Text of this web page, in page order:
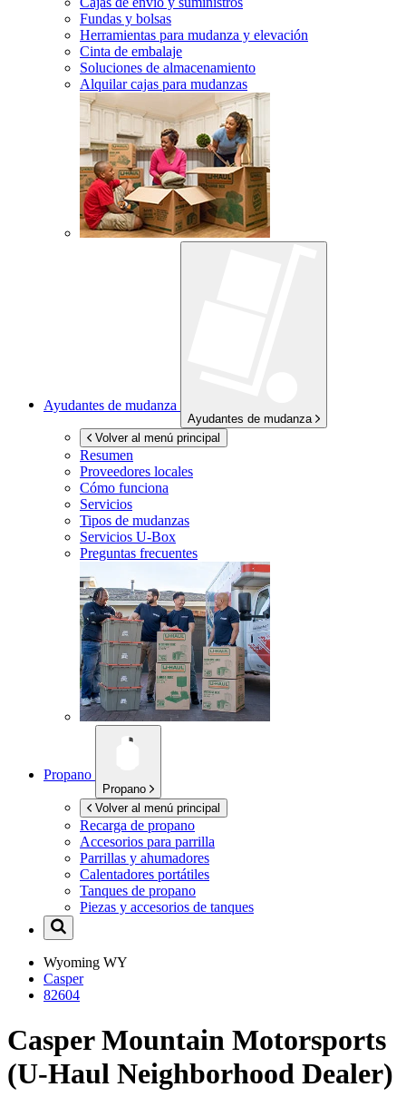
Fundas y bolsas
Herramientas para mudanza y elevación
Cinta de embalaje
Soluciones de almacenamiento
Alquilar cajas para mudanzas
Ayudantes de mudanza
Ayudantes de mudanza
Volver al menú principal
Resumen
Proveedores locales
Cómo funciona
Servicios
Tipos de mudanzas
Servicios U-Box
Preguntas frecuentes
Propano
Propano
Volver al menú principal
Recarga de propano
Accesorios para parrilla
Parrillas y ahumadores
Calentadores portátiles
Tanques de propano
Piezas y accesorios de tanques
Wyoming WY
Casper
82604
Casper Mountain Motorsports
(U-Haul Neighborhood Dealer)